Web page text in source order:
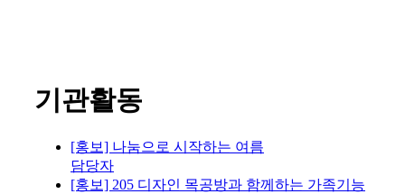
기관활동
[홍보] 나눔으로 시작하는 여름
담당자
[홍보] 205 디자인 목공방과 함께하는 가족기능